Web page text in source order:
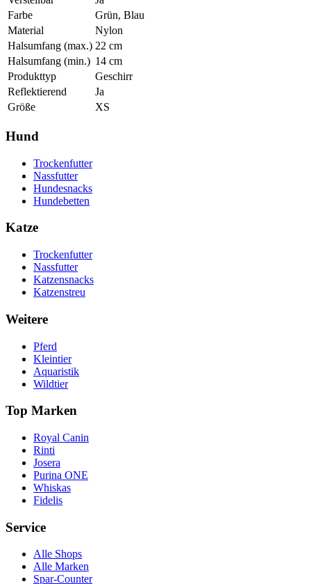
Farbe
Grün, Blau
Material
Nylon
Halsumfang (max.) 22 cm
Halsumfang (min.) 14 cm
Produkttyp
Geschirr
Reflektierend
Ja
Größe
XS
Hund
Trockenfutter
Nassfutter
Hundesnacks
Hundebetten
Katze
Trockenfutter
Nassfutter
Katzensnacks
Katzenstreu
Weitere
Pferd
Kleintier
Aquaristik
Wildtier
Top Marken
Royal Canin
Rinti
Josera
Purina ONE
Whiskas
Fidelis
Service
Alle Shops
Alle Marken
Spar-Counter